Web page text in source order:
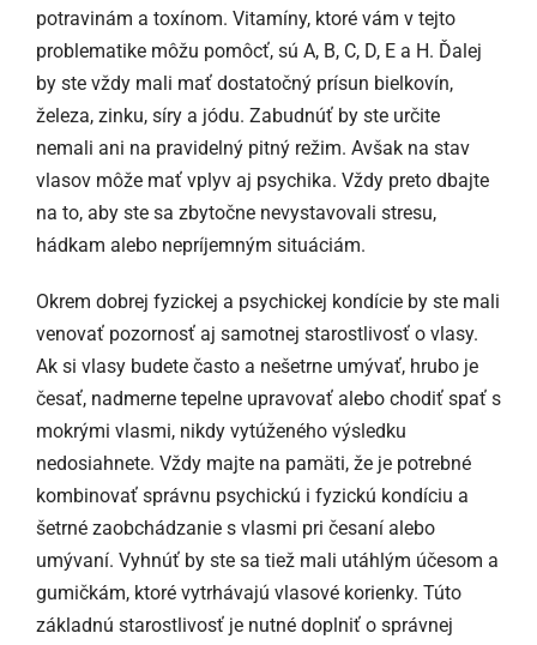
potravinám a toxínom. Vitamíny, ktoré vám v tejto
problematike môžu pomôcť, sú A, B, C, D, E a H. Ďalej
by ste vždy mali mať dostatočný prísun bielkovín,
železa, zinku, síry a jódu. Zabudnúť by ste určite
nemali ani na pravidelný pitný režim. Avšak na stav
vlasov môže mať vplyv aj psychika. Vždy preto dbajte
na to, aby ste sa zbytočne nevystavovali stresu,
hádkam alebo nepríjemným situáciám.
Okrem dobrej fyzickej a psychickej kondície by ste mali
venovať pozornosť aj samotnej starostlivosť o vlasy.
Ak si vlasy budete často a nešetrne umývať, hrubo je
česať, nadmerne tepelne upravovať alebo chodiť spať s
mokrými vlasmi, nikdy vytúženého výsledku
nedosiahnete. Vždy majte na pamäti, že je potrebné
kombinovať správnu psychickú i fyzickú kondíciu a
šetrné zaobchádzanie s vlasmi pri česaní alebo
umývaní. Vyhnúť by ste sa tiež mali utáhlým účesom a
gumičkám, ktoré vytrhávajú vlasové korienky. Túto
základnú starostlivosť je nutné doplniť o správnej